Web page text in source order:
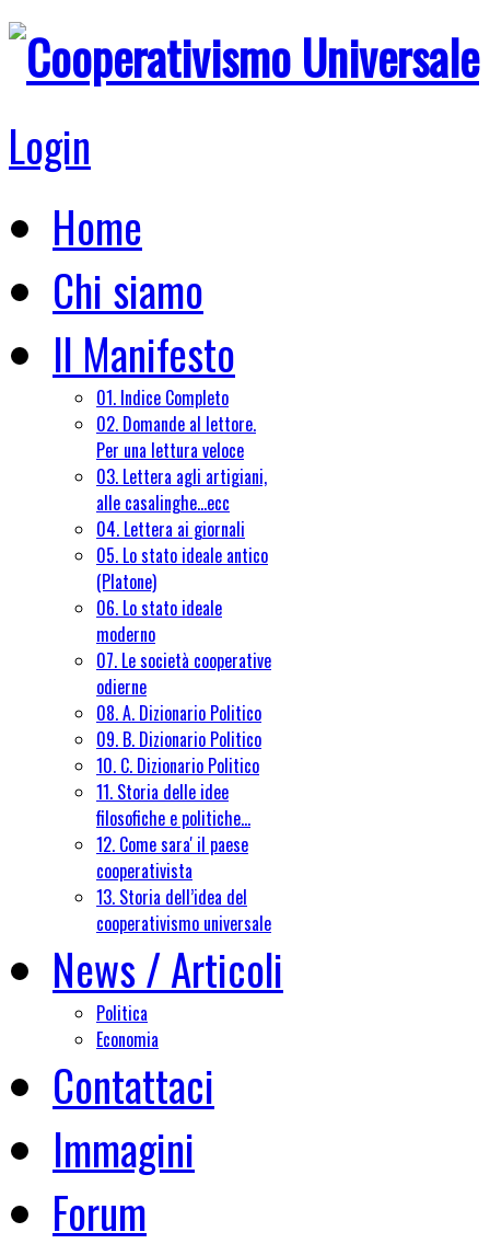
Login
Home
Chi siamo
Il Manifesto
01. Indice Completo
02. Domande al lettore.
Per una lettura veloce
03. Lettera agli artigiani,
alle casalinghe...ecc
04. Lettera ai giornali
05. Lo stato ideale antico
(Platone)
06. Lo stato ideale
moderno
07. Le società cooperative
odierne
08. A. Dizionario Politico
09. B. Dizionario Politico
10. C. Dizionario Politico
11. Storia delle idee
filosofiche e politiche...
12. Come sara' il paese
cooperativista
13. Storia dell’idea del
cooperativismo universale
News / Articoli
Politica
Economia
Contattaci
Immagini
Forum